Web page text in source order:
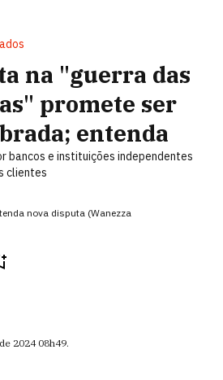
na "guerra das
promete ser
entenda
bancos e instituições independentes
clientes
nova disputa (Wanezza
2024 08h49.